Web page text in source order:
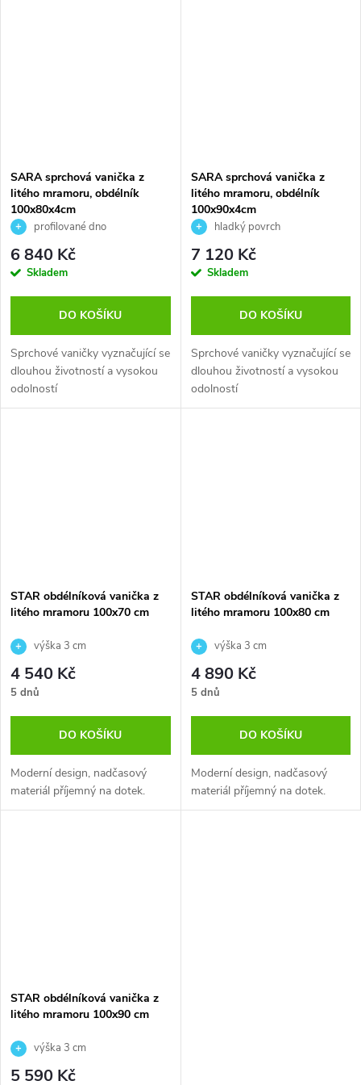
SARA sprchová vanička z
litého mramoru, obdélník
100x80x4cm
profilované dno
6 840 Kč
Skladem
DO KOŠÍKU
Sprchové vaničky vyznačující se
dlouhou životností a vysokou
odolností
SARA sprchová vanička z
litého mramoru, obdélník
100x90x4cm
hladký povrch
7 120 Kč
Skladem
DO KOŠÍKU
Sprchové vaničky vyznačující se
dlouhou životností a vysokou
odolností
STAR obdélníková vanička z
litého mramoru 100x70 cm
výška 3 cm
4 540 Kč
5 dnů
DO KOŠÍKU
Moderní design, nadčasový
materiál příjemný na dotek.
STAR obdélníková vanička z
litého mramoru 100x80 cm
výška 3 cm
4 890 Kč
5 dnů
DO KOŠÍKU
Moderní design, nadčasový
materiál příjemný na dotek.
STAR obdélníková vanička z
litého mramoru 100x90 cm
výška 3 cm
5 590 Kč